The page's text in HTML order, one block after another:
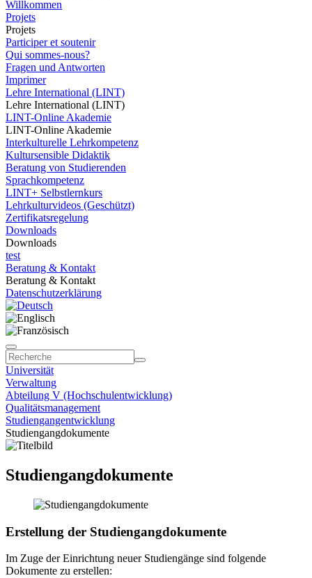
Willkommen
Projets
Projets
Participer et soutenir
Qui sommes-nous?
Fragen und Antworten
Imprimer
Lehre International (LINT)
Lehre International (LINT)
LINT-Online Akademie
LINT-Online Akademie
Interkulturelle Lehrkompetenz
Kultursensible Didaktik
Beratung von Studierenden
Sprachkompetenz
LINT+ Selbstlernkurs
Lehrkulturvideos (Geschützt)
Zertifikatsregelung
Downloads
Downloads
test
Beratung & Kontakt
Beratung & Kontakt
Datenschutzerklärung
Universität
Verwaltung
Abteilung V (Hochschulentwicklung)
Qualitätsmanagement
Studiengangentwicklung
Studiengangdokumente
Studiengangdokumente
Erstellung der Studiengangdokumente
Im Zuge der Einrichtung neuer Studiengänge sind folgende
Dokumente zu erstellen: